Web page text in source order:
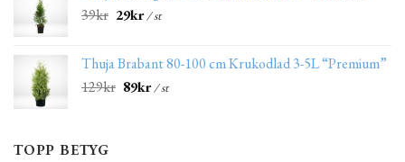
39kr 29kr/ st
Thuja Brabant 80-100 cm Krukodlad 3-5L “Premium”
129kr 89kr/ st
TOPP BETYG